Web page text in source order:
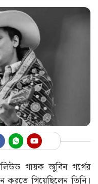
গায়ক জুবিন গর্গের
গিয়েছিলেন তিনি।